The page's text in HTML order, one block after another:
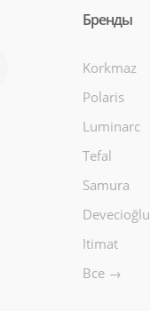
В избранные
Бренды
Korkmaz
Polaris
Luminarc
Tefal
Samura
Devecioğlu
Itimat
Все →